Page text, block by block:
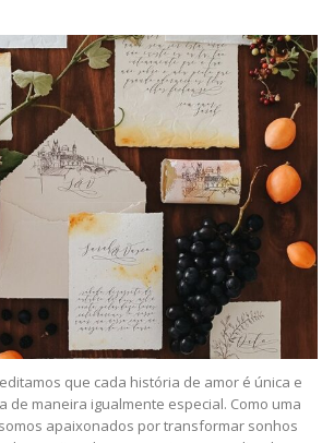
que cada história de amor é única e
de maneira igualmente especial. Como uma
apaixonados por transformar sonhos